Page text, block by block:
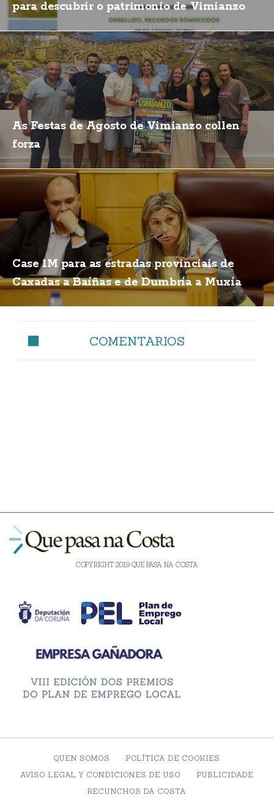
para descubrir o patrimonio de Vimianzo
As Festas de Agosto de Vimianzo collen
forza
Case 1M para as estradas provinciais de
Caxadas a Baíñas e de Dumbría a Muxía
COMENTARIOS
COPYRIGHT 2019 QUE PASA NA COSTA
QUEN SOMOS
POLÍTICA DE COOKIES
AVISO LEGAL Y CONDICIONES DE USO
PUBLICIDADE
RECUNCHOS DA COSTA